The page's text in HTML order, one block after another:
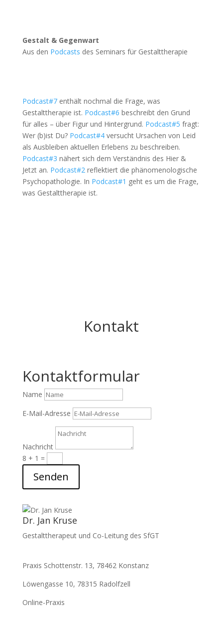
Gestalt & Gegenwart
Aus den Podcasts des Seminars für Gestalttherapie
Podcast#7 enthält nochmal die Frage, was
Gestalttherapie ist. Podcast#6 beschreibt den Grund
für alles – über Figur und Hintergrund. Podcast#5 fragt:
Wer (b)ist Du? Podcast#4 versucht Ursachen von Leid
Podcast#3 nähert sich dem Verständnis des Hier &
Jetzt an. Podcast#2 reflektiert die phänomenologische
Psychopathologie. In Podcast#1 geht es um die Frage,
was Gestalttherapie ist.
Kontakt
Kontaktformular
Name
E-Mail-Adresse
Nachricht
8 + 1 =
Senden
Dr. Jan Kruse
Gestalttherapeut und Co-Leitung des SfGT
Praxis Schottenstr. 13, 78462 Konstanz
Löwengasse 10, 78315 Radolfzell
Online-Praxis